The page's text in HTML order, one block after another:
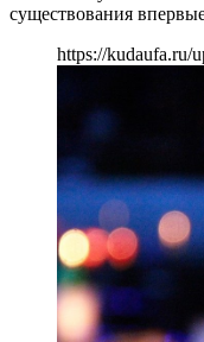
существования
https://kudaufa.ru/